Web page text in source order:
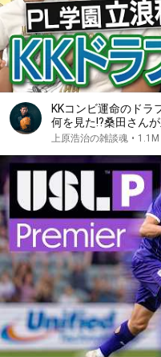
KKコンビ運命のドラ
何を見た!?桑田さん
理由!?ライバル同級
上原浩治の雑談魂 •